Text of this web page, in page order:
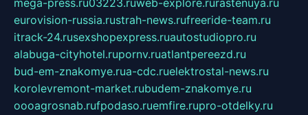
mega-press.ru03223.ruweb-explore.rurastenuya.ru
eurovision-russia.rustrah-news.rufreeride-team.ru
itrack-24.rusexshopexpress.ruautostudiopro.ru
alabuga-cityhotel.rupornv.ruatlantpereezd.ru
bud-em-znakomye.rua-cdc.ruelektrostal-news.ru
korolevremont-market.rubudem-znakomye.ru
oooagrosnab.rufpodaso.ruemfire.rupro-otdelky.ru